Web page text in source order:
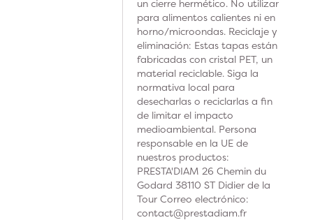
un cierre hermético. No utilizar
para alimentos calientes ni en
horno/microondas. Reciclaje y
eliminación: Estas tapas están
fabricadas con cristal PET, un
material reciclable. Siga la
normativa local para
desecharlas o reciclarlas a fin
de limitar el impacto
medioambiental. Persona
responsable en la UE de
nuestros productos:
PRESTA'DIAM 26 Chemin du
Godard 38110 ST Didier de la
Tour Correo electrónico:
contact@prestadiam.fr